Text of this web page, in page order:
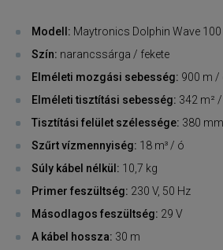
Modell: Maytronics Dolphin Wave 100
Szín: narancssárga / fekete
Elméleti mozgási sebesség: 900 m /
Elméleti tisztítási sebesség: 342 m²
Tisztítási felület szélessége: 380 mm
Szűrt vízmennyiség: 18 m³ / ó
Súly kábel nélkül: 10,7 kg
Primer feszültség: 230 V, 50 Hz
Másodlagos feszültség: 29 V
A kábel hossza: 30 m